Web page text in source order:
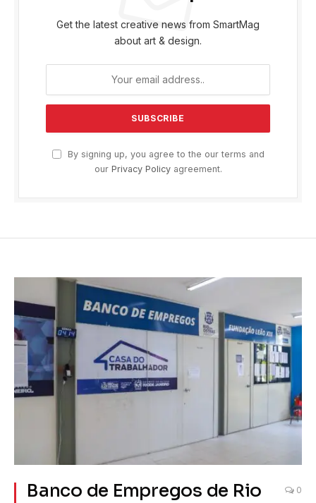
Get the latest creative news from SmartMag
about art & design.
By signing up, you agree to the our terms and
our Privacy Policyagreement.
Banco de Empregos de Rio
0